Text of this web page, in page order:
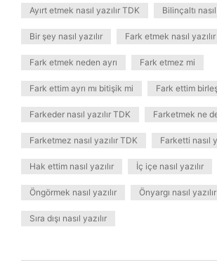
Ayırt etmek nasıl yazılır TDK Bilinçaltı
Bir şey nasıl yazılır Fark etmek nasıl
Fark etmek neden ayrı Fark etmez mi
Fark ettim ayrı mı bitişik mi Fark ettim
Farkeder nasıl yazılır TDK Farketmek ne
Farketmez nasıl yazılır TDK Farketti nasıl
Hak ettim nasıl yazılır İç içe nasıl yazılır
Öngörmek nasıl yazılır Önyargı nasıl yazılır
Sıra dışı nasıl yazılır